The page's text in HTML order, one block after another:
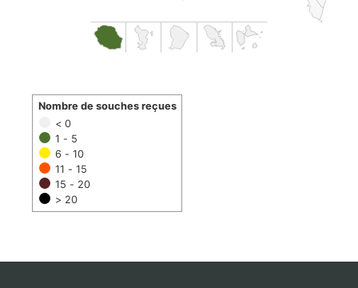
< 0
1 - 5
6 - 10
11 - 15
15 - 20
> 20
Nombre de souches reçues